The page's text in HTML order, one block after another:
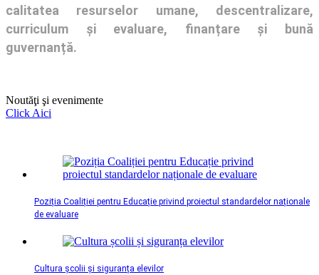
calitatea resurselor umane, descentralizare,
curriculum și evaluare, finanțare și bună
guvernanță.
Noutăţi şi evenimente
Click Aici
Poziția Coaliției pentru Educație privind proiectul standardelor naționale
de evaluare
Cultura școlii și siguranța elevilor